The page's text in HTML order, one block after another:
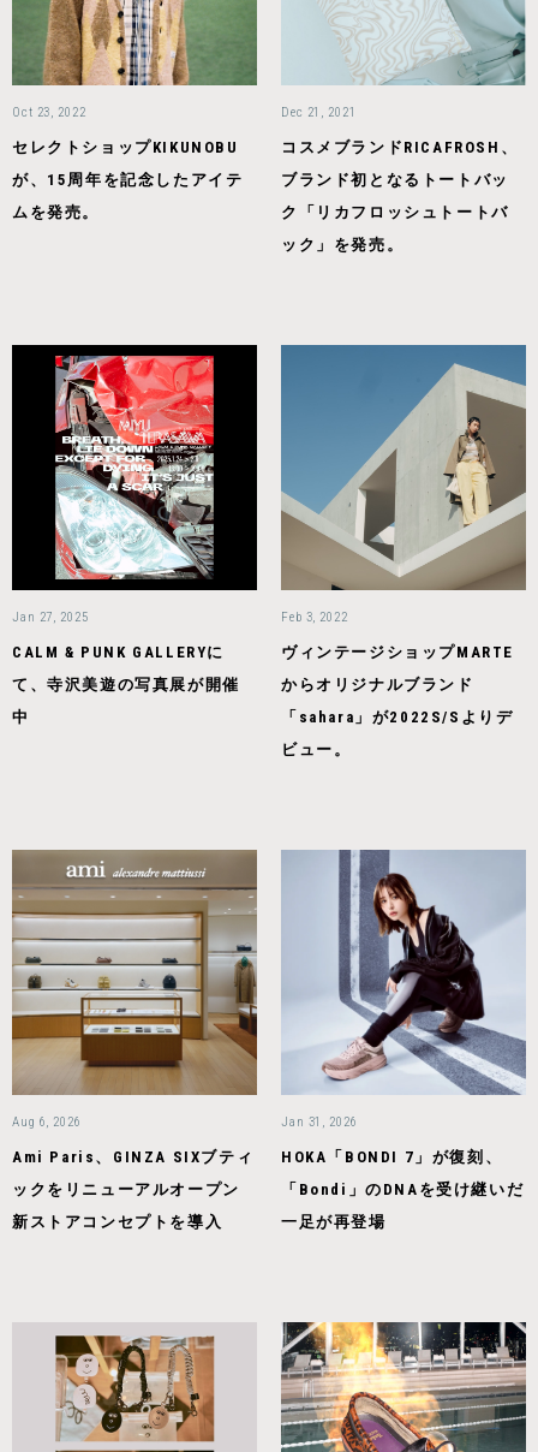
Oct 23, 2022
セレクトショップKIKUNOBU
が、15周年を記念したアイテ
ムを発売。
Dec 21, 2021
コスメブランドRICAFROSH、
ブランド初となるトートバッ
ク「リカフロッシュトートバ
ック」を発売。
Jan 27, 2025
CALM & PUNK GALLERYに
て、寺沢美遊の写真展が開催
中
Feb 3, 2022
ヴィンテージショップMARTE
からオリジナルブランド
「sahara」が2022S/Sよりデ
ビュー。
Aug 6, 2026
Ami Paris、GINZA SIXブティ
ックをリニューアルオープン
新ストアコンセプトを導入
Jan 31, 2026
HOKA「BONDI 7」が復刻、
「Bondi」のDNAを受け継いだ
一足が再登場